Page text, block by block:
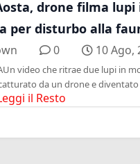
drone filma lupi
per disturbo alla
0 10 Ago,
video che ritrae due lupi in
da un drone e diventato
il Resto